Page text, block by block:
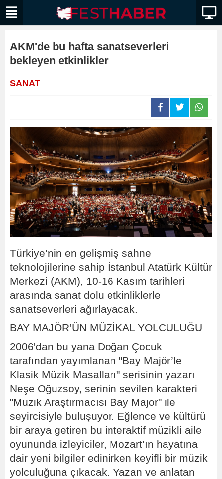
AKM'de bu hafta sanatseverleri
bekleyen etkinlikler
SANAT
Türkiye’nin en gelişmiş sahne
teknolojilerine sahip İstanbul Atatürk Kültür
Merkezi (AKM), 10-16 Kasım tarihleri
arasında sanat dolu etkinliklerle
sanatseverleri ağırlayacak.
BAY MAJÖR’ÜN MÜZİKAL YOLCULUĞU
2006'dan bu yana Doğan Çocuk
tarafından yayımlanan "Bay Majör’le
Klasik Müzik Masalları" serisinin yazarı
Neşe Oğuzsoy, serinin sevilen karakteri
"Müzik Araştırmacısı Bay Majör" ile
seyircisiyle buluşuyor. Eğlence ve kültürü
bir araya getiren bu interaktif müzikli aile
oyununda izleyiciler, Mozart’ın hayatına
dair yeni bilgiler edinirken keyifli bir müzik
yolculuğuna çıkacak. Yazan ve anlatan